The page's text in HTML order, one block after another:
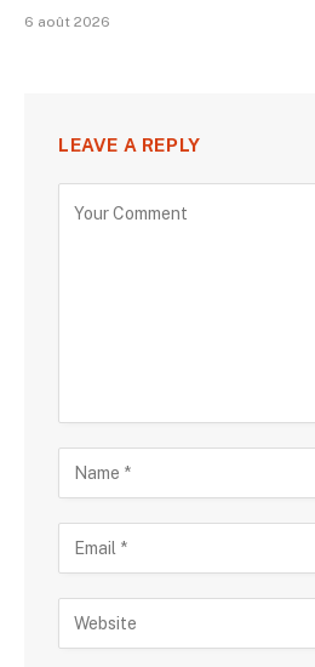
6 août 2026
LEAVE A REPLY